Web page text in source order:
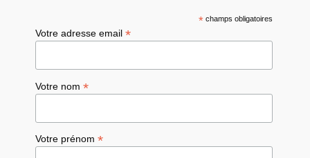
*champs obligatoires
Votre adresse email*
Votre nom*
Votre prénom*